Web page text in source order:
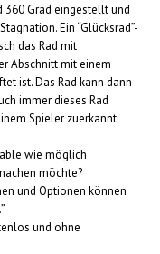
360 Grad eingestellt und
Ein “Glücksrad”-
das Rad mit
Abschnitt mit einem
ist. Das Rad kann dann
immer dieses Rad
Spieler zuerkannt.
wie möglich
möchte?
und Optionen können
und ohne